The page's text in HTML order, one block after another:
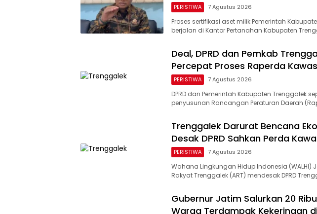
PERISTIWA 7 Agustus 2026
Proses sertifikasi aset milik Pemerintah
berjalan di Kantor Pertanahan Kabupaten
Deal, DPRD dan Pemkab
Percepat Proses Raperda
PERISTIWA 7 Agustus 2026
DPRD dan Pemerintah Kabupaten Trenggalek
penyusunan Rancangan Peraturan Daerah
Trenggalek Darurat Bencana
Desak DPRD Sahkan Perda
PERISTIWA 7 Agustus 2026
Wahana Lingkungan Hidup Indonesia (WALHI)
Rakyat Trenggalek (ART) mendesak DPRD
Gubernur Jatim Salurkan 20
Warga Terdampak Kekeringan